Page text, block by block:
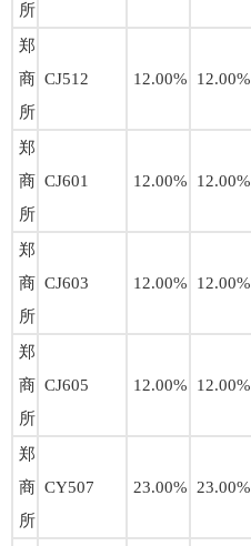
所
郑
商
所
CJ512 12.00% 12.00%
郑
商
所
CJ601 12.00% 12.00%
郑
商
所
CJ603 12.00% 12.00%
郑
商
所
CJ605 12.00% 12.00%
郑
商
所
CY507 23.00% 23.00%